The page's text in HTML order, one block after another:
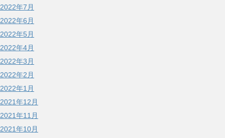
2022年7月
2022年6月
2022年5月
2022年4月
2022年3月
2022年2月
2022年1月
2021年12月
2021年11月
2021年10月